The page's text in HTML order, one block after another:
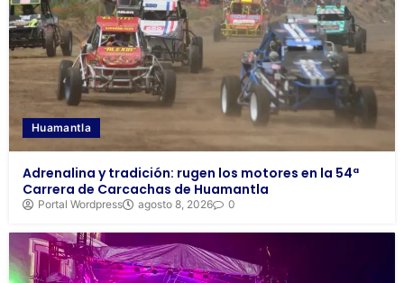
Huamantla
Adrenalina y tradición: rugen los motores en la 54ª
Carrera de Carcachas de Huamantla
Portal Wordpress agosto 8, 2026 0